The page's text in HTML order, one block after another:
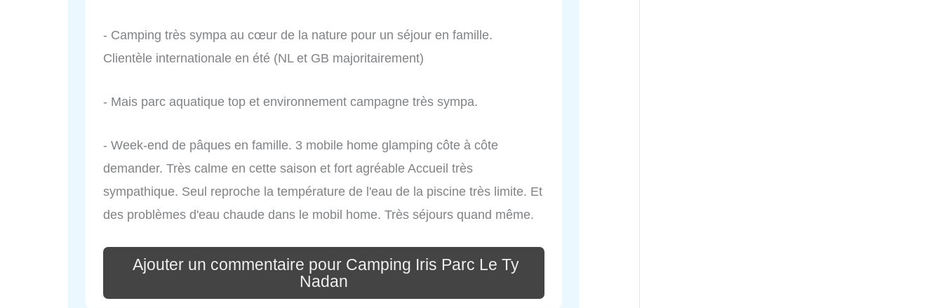
- Camping très sympa au cœur de la nature pour un séjour en famille.
Clientèle internationale en été (NL et GB majoritairement)
- Mais parc aquatique top et environnement campagne très sympa.
- Week-end de pâques en famille. 3 mobile home glamping côte à côte
demander. Très calme en cette saison et fort agréable Accueil très
sympathique. Seul reproche la température de l'eau de la piscine très limite. Et
des problèmes d'eau chaude dans le mobil home. Très séjours quand même.
Ajouter un commentaire pour Camping Iris Parc Le Ty
Nadan